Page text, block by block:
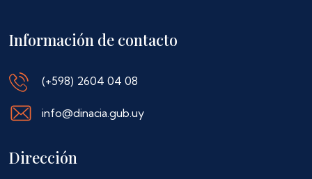
Información de contacto
(+598) 2604 04 08
info@dinacia.gub.uy
Dirección